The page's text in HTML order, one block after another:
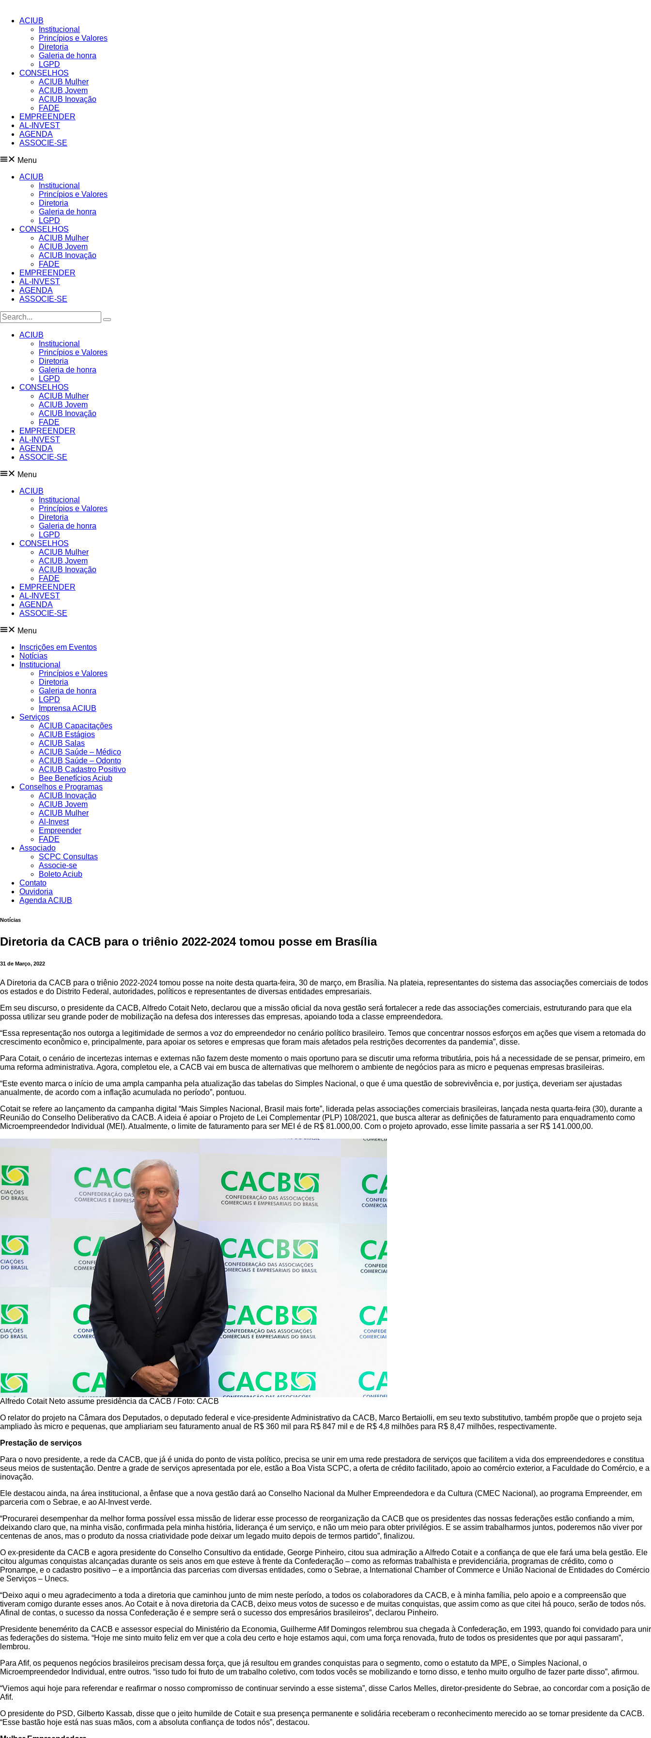
conteúdo
ACIUB
Institucional
Princípios e Valores​
Diretoria
Galeria de honra
LGPD
CONSELHOS
ACIUB Mulher
ACIUB Jovem
ACIUB Inovação
FADE
EMPREENDER
AL-INVEST
AGENDA
ASSOCIE-SE
Menu
ACIUB
Institucional
Princípios e Valores​
Diretoria
Galeria de honra
LGPD
CONSELHOS
ACIUB Mulher
ACIUB Jovem
ACIUB Inovação
FADE
EMPREENDER
AL-INVEST
AGENDA
ASSOCIE-SE
ACIUB
Institucional
Princípios e Valores​
Diretoria
Galeria de honra
LGPD
CONSELHOS
ACIUB Mulher
ACIUB Jovem
ACIUB Inovação
FADE
EMPREENDER
AL-INVEST
AGENDA
ASSOCIE-SE
Menu
ACIUB
Institucional
Princípios e Valores​
Diretoria
Galeria de honra
LGPD
CONSELHOS
ACIUB Mulher
ACIUB Jovem
ACIUB Inovação
FADE
EMPREENDER
AL-INVEST
AGENDA
ASSOCIE-SE
Menu
Inscrições em Eventos
Notícias
Institucional
Princípios e Valores​
Diretoria
Galeria de honra
LGPD
Imprensa ACIUB
Serviços
ACIUB Capacitações
ACIUB Estágios
ACIUB Salas
ACIUB Saúde – Médico
ACIUB Saúde – Odonto
ACIUB Cadastro Positivo
Bee Benefícios Aciub
Conselhos e Programas
ACIUB Inovação
ACIUB Jovem
ACIUB Mulher
Al-Invest
Empreender
FADE
Associado
SCPC Consultas
Associe-se
Boleto Aciub
Contato
Ouvidoria
Agenda ACIUB
Notícias
Diretoria da CACB para o triênio 2022-2024 tomou posse em Brasília
31 de Março, 2022
A Diretoria da CACB para o triênio 2022-2024 tomou posse na noite desta quarta-feira, 30 de março, em Brasília. Na plateia, representantes do sistema das associações comerciais de todos
os estados e do Distrito Federal, autoridades, políticos e representantes de diversas entidades empresariais.
Em seu discurso, o presidente da CACB, Alfredo Cotait Neto, declarou que a missão oficial da nova gestão será fortalecer a rede das associações comerciais, estruturando para que ela
possa utilizar seu grande poder de mobilização na defesa dos interesses das empresas, apoiando toda a classe empreendedora.
“Essa representação nos outorga a legitimidade de sermos a voz do empreendedor no cenário político brasileiro. Temos que concentrar nossos esforços em ações que visem a retomada do
crescimento econômico e, principalmente, para apoiar os setores e empresas que foram mais afetados pela restrições decorrentes da pandemia”, disse.
Para Cotait, o cenário de incertezas internas e externas não fazem deste momento o mais oportuno para se discutir uma reforma tributária, pois há a necessidade de se pensar, primeiro, em
uma reforma administrativa. Agora, completou ele, a CACB vai em busca de alternativas que melhorem o ambiente de negócios para as micro e pequenas empresas brasileiras.
“Este evento marca o início de uma ampla campanha pela atualização das tabelas do Simples Nacional, o que é uma questão de sobrevivência e, por justiça, deveriam ser ajustadas
anualmente, de acordo com a inflação acumulada no período”, pontuou.
Cotait se refere ao lançamento da campanha digital “Mais Simples Nacional, Brasil mais forte”, liderada pelas associações comerciais brasileiras, lançada nesta quarta-feira (30), durante a
Reunião do Conselho Deliberativo da CACB. A ideia é apoiar o Projeto de Lei Complementar (PLP) 108/2021, que busca alterar as definições de faturamento para enquadramento como
Microempreendedor Individual (MEI). Atualmente, o limite de faturamento para ser MEI é de R$ 81.000,00. Com o projeto aprovado, esse limite passaria a ser R$ 141.000,00.
Alfredo Cotait Neto assume presidência da CACB / Foto: CACB
O relator do projeto na Câmara dos Deputados, o deputado federal e vice-presidente Administrativo da CACB, Marco Bertaiolli, em seu texto substitutivo, também propõe que o projeto seja
ampliado às micro e pequenas, que ampliariam seu faturamento anual de R$ 360 mil para R$ 847 mil e de R$ 4,8 milhões para R$ 8,47 milhões, respectivamente.
Prestação de serviços
Para o novo presidente, a rede da CACB, que já é unida do ponto de vista político, precisa se unir em uma rede prestadora de serviços que facilitem a vida dos empreendedores e constitua
seus meios de sustentação. Dentre a grade de serviços apresentada por ele, estão a Boa Vista SCPC, a oferta de crédito facilitado, apoio ao comércio exterior, a Faculdade do Comércio, e a
inovação.
Ele destacou ainda, na área institucional, a ênfase que a nova gestão dará ao Conselho Nacional da Mulher Empreendedora e da Cultura (CMEC Nacional), ao programa Empreender, em
parceria com o Sebrae, e ao Al-Invest verde.
“Procurarei desempenhar da melhor forma possível essa missão de liderar esse processo de reorganização da CACB que os presidentes das nossas federações estão confiando a mim,
deixando claro que, na minha visão, confirmada pela minha história, liderança é um serviço, e não um meio para obter privilégios. E se assim trabalharmos juntos, poderemos não viver por
centenas de anos, mas o produto da nossa criatividade pode deixar um legado muito depois de termos partido”, finalizou.
O ex-presidente da CACB e agora presidente do Conselho Consultivo da entidade, George Pinheiro, citou sua admiração a Alfredo Cotait e a confiança de que ele fará uma bela gestão. Ele
citou algumas conquistas alcançadas durante os seis anos em que esteve à frente da Confederação – como as reformas trabalhista e previdenciária, programas de crédito, como o
Pronampe, e o cadastro positivo – e a importância das parcerias com diversas entidades, como o Sebrae, a International Chamber of Commerce e União Nacional de Entidades do Comércio
e Serviços – Unecs.
“Deixo aqui o meu agradecimento a toda a diretoria que caminhou junto de mim neste período, a todos os colaboradores da CACB, e à minha família, pelo apoio e a compreensão que
tiveram comigo durante esses anos. Ao Cotait e à nova diretoria da CACB, deixo meus votos de sucesso e de muitas conquistas, que assim como as que citei há pouco, serão de todos nós.
Afinal de contas, o sucesso da nossa Confederação é e sempre será o sucesso dos empresários brasileiros”, declarou Pinheiro.
Presidente benemérito da CACB e assessor especial do Ministério da Economia, Guilherme Afif Domingos relembrou sua chegada à Confederação, em 1993, quando foi convidado para unir
as federações do sistema. “Hoje me sinto muito feliz em ver que a cola deu certo e hoje estamos aqui, com uma força renovada, fruto de todos os presidentes que por aqui passaram”,
lembrou.
Para Afif, os pequenos negócios brasileiros precisam dessa força, que já resultou em grandes conquistas para o segmento, como o estatuto da MPE, o Simples Nacional, o
Microempreendedor Individual, entre outros. “isso tudo foi fruto de um trabalho coletivo, com todos vocês se mobilizando e torno disso, e tenho muito orgulho de fazer parte disso”, afirmou.
“Viemos aqui hoje para referendar e reafirmar o nosso compromisso de continuar servindo a esse sistema”, disse Carlos Melles, diretor-presidente do Sebrae, ao concordar com a posição de
Afif.
O presidente do PSD, Gilberto Kassab, disse que o jeito humilde de Cotait e sua presença permanente e solidária receberam o reconhecimento merecido ao se tornar presidente da CACB.
“Esse bastão hoje está nas suas mãos, com a absoluta confiança de todos nós”, destacou.